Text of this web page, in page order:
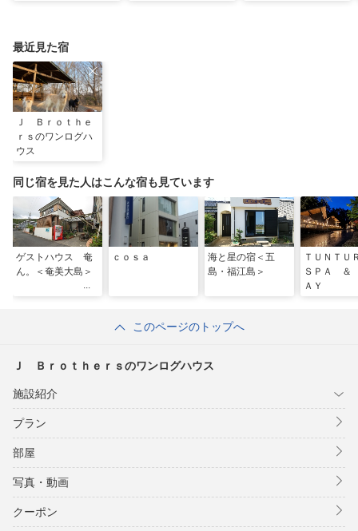
最近見た宿
Ｊ Ｂｒｏｔｈｅ
ｒｓのワンログハ
ウス
同じ宿を見た人はこんな宿も見ています
ゲストハウス 奄
ん。＜奄美大島＞
ｃｏｓａ
海と星の宿＜五
島・福江島＞
ＴＵＮＴ
ＳＰＡ ＆
ＡＹ
このページのトップへ
Ｊ Ｂｒｏｔｈｅｒｓのワンログハウス
施設紹介
プラン
部屋
写真・動画
クーポン